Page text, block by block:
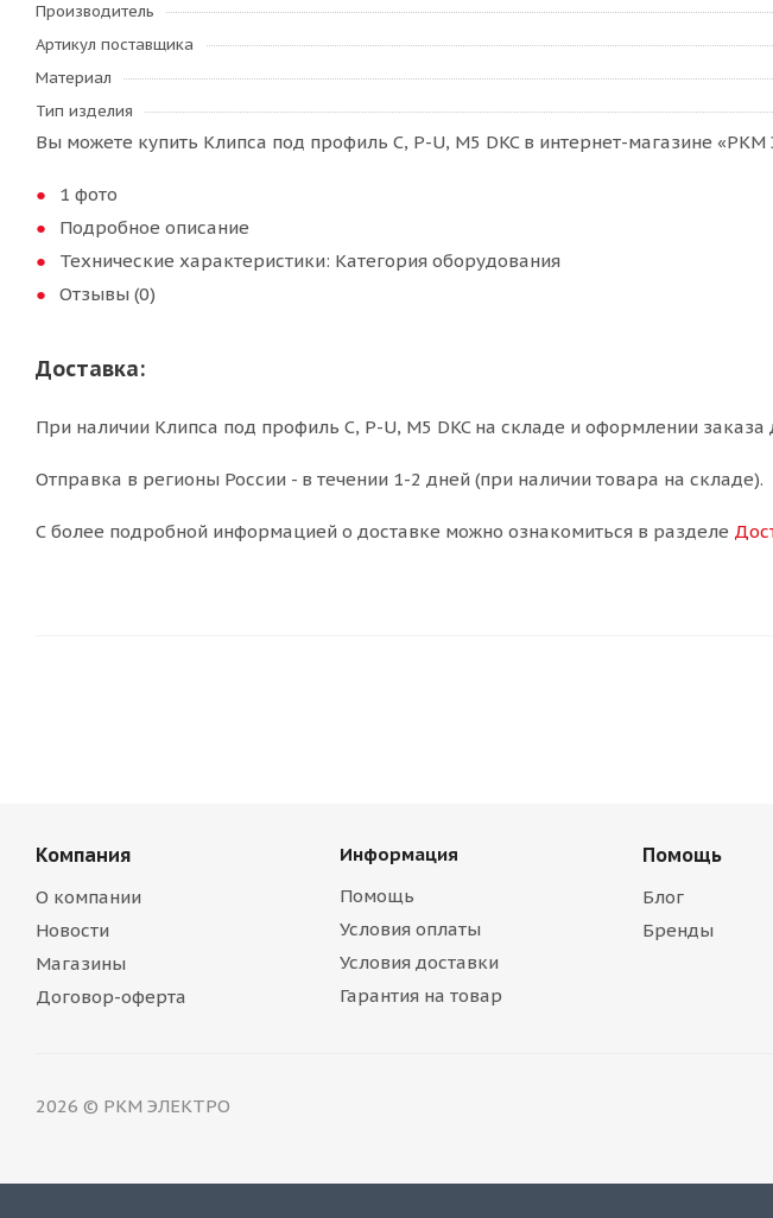
Производитель
Артикул поставщика
Материал
Тип изделия
Вы можете купить Клипса под профиль C, P-U, M5 DKC в интернет-магазине
1 фото
Подробное описание
Технические характеристики: Категория оборудования
Отзывы (0)
Доставка:
При наличии Клипса под профиль C, P-U, M5 DKC на складе и оформлении
Отправка в регионы России - в течении 1-2 дней (при наличии товара на складе).
С более подробной информацией о доставке можно ознакомиться в разделе
Компания
О компании
Новости
Магазины
Договор-оферта
Информация
Помощь
Условия оплаты
Условия доставки
Гарантия на товар
Помощь
Блог
Бренды
2026 © РКМ ЭЛЕКТРО